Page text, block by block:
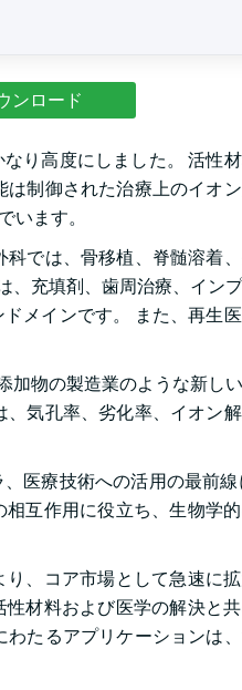
ンロード
り高度にしました。 活性材
制御された治療上のイオ
います。
では、骨移植、脊髄溶着
、充填剤、歯周治療、イン
メインです。 また、再生
加物の製造業のような新し
気孔率、劣化率、イオン
医療技術への活用の最前
互作用に役立ち、生物学
、コア市場として急速に拡
材料および医学の解決と
たるアプリケーションは